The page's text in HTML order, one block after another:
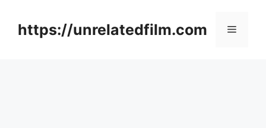
contenthttps://unrelatedfilm.com Menu